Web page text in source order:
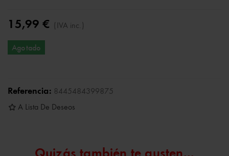
15,99 € (IVA inc.)
Agotado
Referencia: 8445484399875
A Lista De Deseos